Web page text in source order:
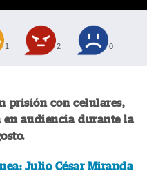
1 2 0
prisión con celulares,
en audiencia durante la
Julio César Miranda